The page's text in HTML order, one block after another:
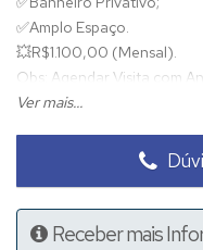
✅Amplo Espaço.
💥R$1.100,00 (Mensal).
Obs: Agendar Visita com
Ver mais...
Receber mais